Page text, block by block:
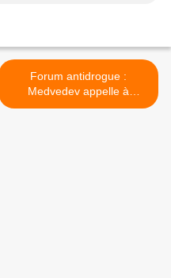
Forum antidrogue :
Medvedev appelle à
enrayer le narcotrafic >